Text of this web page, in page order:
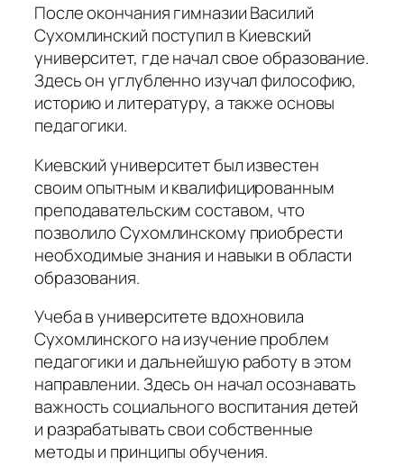
После окончания гимназии Василий
Сухомлинский поступил в Киевский
университет, где начал свое образование.
Здесь он углубленно изучал философию,
историю и литературу, а также основы
педагогики.
Киевский университет был известен
своим опытным и квалифицированным
преподавательским составом, что
позволило Сухомлинскому приобрести
необходимые знания и навыки в области
образования.
Учеба в университете вдохновила
Сухомлинского на изучение проблем
педагогики и дальнейшую работу в этом
направлении. Здесь он начал осознавать
важность социального воспитания детей
и разрабатывать свои собственные
методы и принципы обучения.